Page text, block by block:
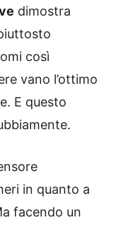
dimostra
così
vano l’ottimo
E questo
in quanto a
facendo un